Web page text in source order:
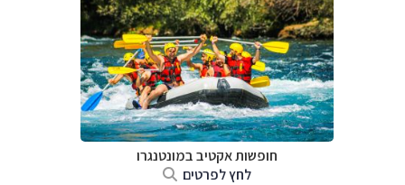
חופשות אקטיב במונטנגרו
לחץ לפרטים